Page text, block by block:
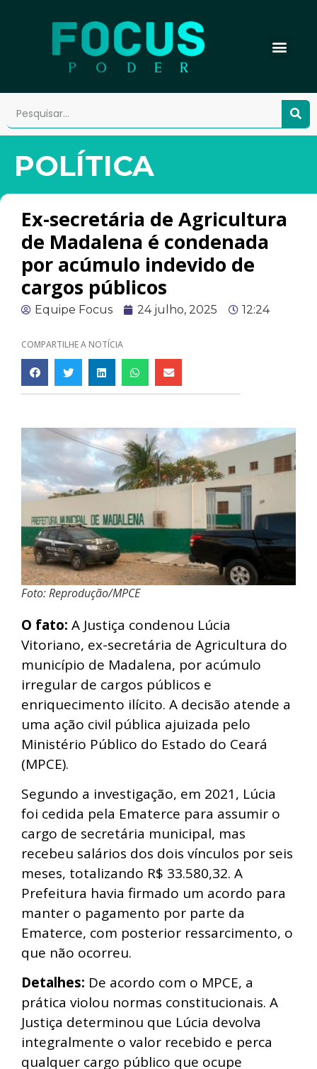
POLÍTICA
Ex-secretária de Agricultura
de Madalena é condenada
por acúmulo indevido de
cargos públicos
Equipe Focus 24 julho, 2025 12:24
COMPARTILHE A NOTÍCIA
Foto: Reprodução/MPCE
O fato: A Justiça condenou Lúcia
Vitoriano, ex-secretária de Agricultura do
município de Madalena, por acúmulo
irregular de cargos públicos e
enriquecimento ilícito. A decisão atende a
uma ação civil pública ajuizada pelo
Ministério Público do Estado do Ceará
(MPCE).
Segundo a investigação, em 2021, Lúcia
foi cedida pela Ematerce para assumir o
cargo de secretária municipal, mas
recebeu salários dos dois vínculos por seis
meses, totalizando R$ 33.580,32. A
Prefeitura havia firmado um acordo para
manter o pagamento por parte da
Ematerce, com posterior ressarcimento, o
que não ocorreu.
Detalhes: De acordo com o MPCE, a
prática violou normas constitucionais. A
Justiça determinou que Lúcia devolva
integralmente o valor recebido e perca
qualquer cargo público que ocupe